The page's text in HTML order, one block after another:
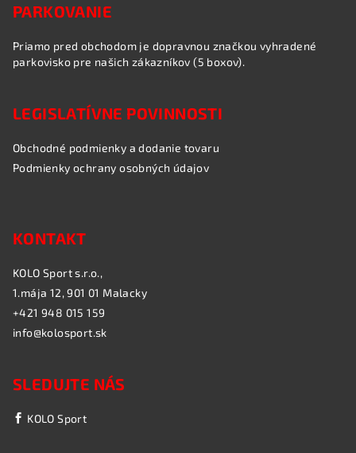
PARKOVANIE
Priamo pred obchodom je dopravnou značkou vyhradené
parkovisko pre našich zákazníkov (5 boxov).
LEGISLATÍVNE POVINNOSTI
Obchodné podmienky a dodanie tovaru
Podmienky ochrany osobných údajov
KONTAKT
KOLO Sport s.r.o.,
1.mája 12, 901 01 Malacky
+421 948 015 159
info@kolosport.sk
SLEDUJTE NÁS
KOLO Sport